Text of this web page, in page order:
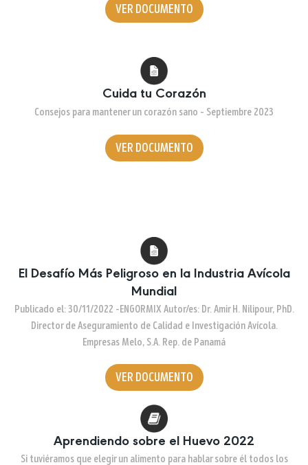
VER DOCUMENTO
Cuida tu Corazón
Consejos para mantener un corazón sano – Septiembre 2023
VER DOCUMENTO
El Desafío Más Peligroso en la Industria Avícola
Mundial
Publicado el: 30/11/2022 -ENGORMIX Autor/es: Dr. Amir H. Nilipour, PhD.
Director de Aseguramiento de Calidad e Investigación Avícola.
Empresas Melo, S.A. Rep. de Panamá
VER DOCUMENTO
Aprendiendo sobre el Huevo 2022
Si tuviéramos que elegir un alimento para hablar sobre él todos los